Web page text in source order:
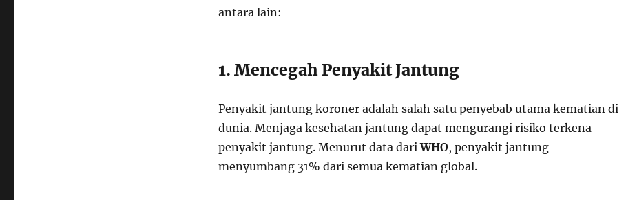
antara lain:
1. Mencegah Penyakit Jantung
Penyakit jantung koroner adalah salah satu penyebab utama kematian di
dunia. Menjaga kesehatan jantung dapat mengurangi risiko terkena
penyakit jantung. Menurut data dariWHO, penyakit jantung
menyumbang 31% dari semua kematian global.